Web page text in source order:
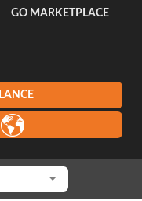
GO MARKETPLACE